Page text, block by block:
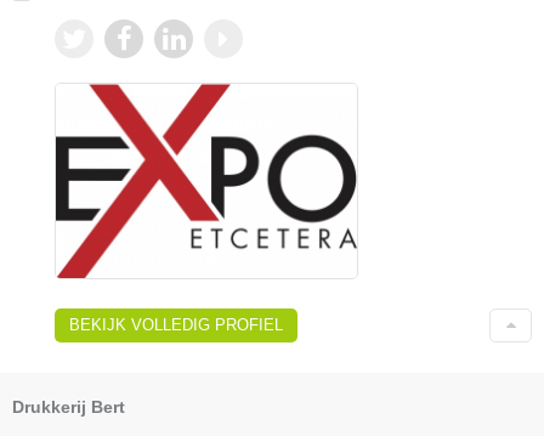
BEKIJK VOLLEDIG PROFIEL
Drukkerij Bert